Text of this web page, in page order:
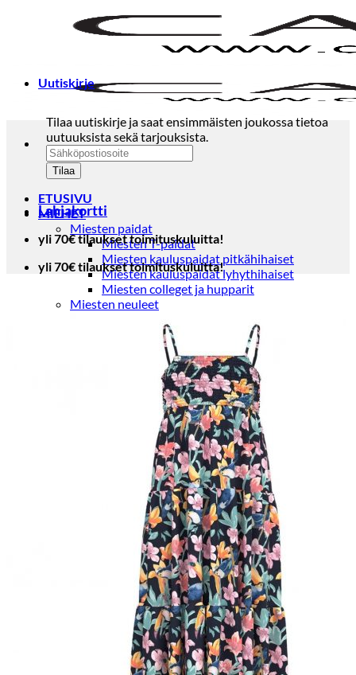
ETUSIVU
MIEHET
Miesten paidat
Miesten T-paidat
Miesten kauluspaidat pitkähihaiset
Miesten kauluspaidat lyhythihaiset
Miesten colleget ja hupparit
Miesten neuleet
Miesten neuletakit
Puvuntakit ja blazerit
Miesten housut
Miesten farkut
Miesten collegehousut
Miesten shortsit
Miesten asusteet
Vyöt ja olkaimet
Solmiot, rusetit ja taskuliinat
Miesten päähineet, huivit ja käsineet
Miesten yöasut ja alusvaatteet
Miesten alusvaatteet
Miesten sukat
Miesten yöasut
Miesten aamutakit ja kylpytakit
Miesten takit
Miesten nahkatakit
Miesten kevät-ja syystakit
Miesten villakangastakit
Miesten talvitakit
Uutiskirje
Tilaa uutiskirje ja saat ensimmäisten joukossa tietoa
uutuuksista sekä tarjouksista.
Lahjakortti
yli 70€ tilaukset toimituskuluitta!
yli 70€ tilaukset toimituskuluitta!